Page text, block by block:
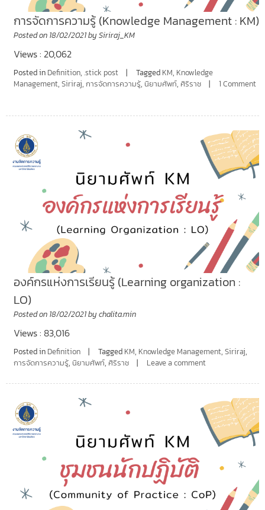
การจัดการความรู้ (Knowledge Management : KM)
Posted on 18/02/2021by Siriraj_KM
Views : 20,062
Posted in Definition, .stick post Tagged KM, Knowledge
Management, Siriraj, การจัดการความรู้, นิยามศัพท์, ศิริราช 1 Comment
องค์กรแห่งการเรียนรู้ (Learning organization :
LO)
Posted on 18/02/2021by chalita.min
Views : 83,016
Posted in Definition Tagged KM, Knowledge Management, Siriraj,
การจัดการความรู้, นิยามศัพท์, ศิริราช Leave a comment